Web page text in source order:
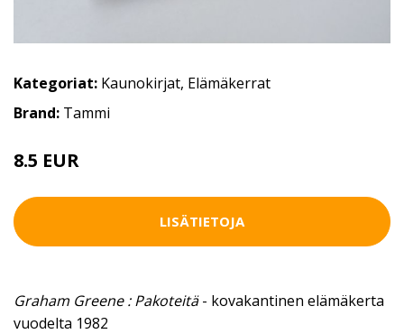
Kategoriat: Kaunokirjat, Elämäkerrat
Brand: Tammi
8.5 EUR
LISÄTIETOJA
Graham Greene : Pakoteitä- kovakantinen elämäkerta
vuodelta 1982